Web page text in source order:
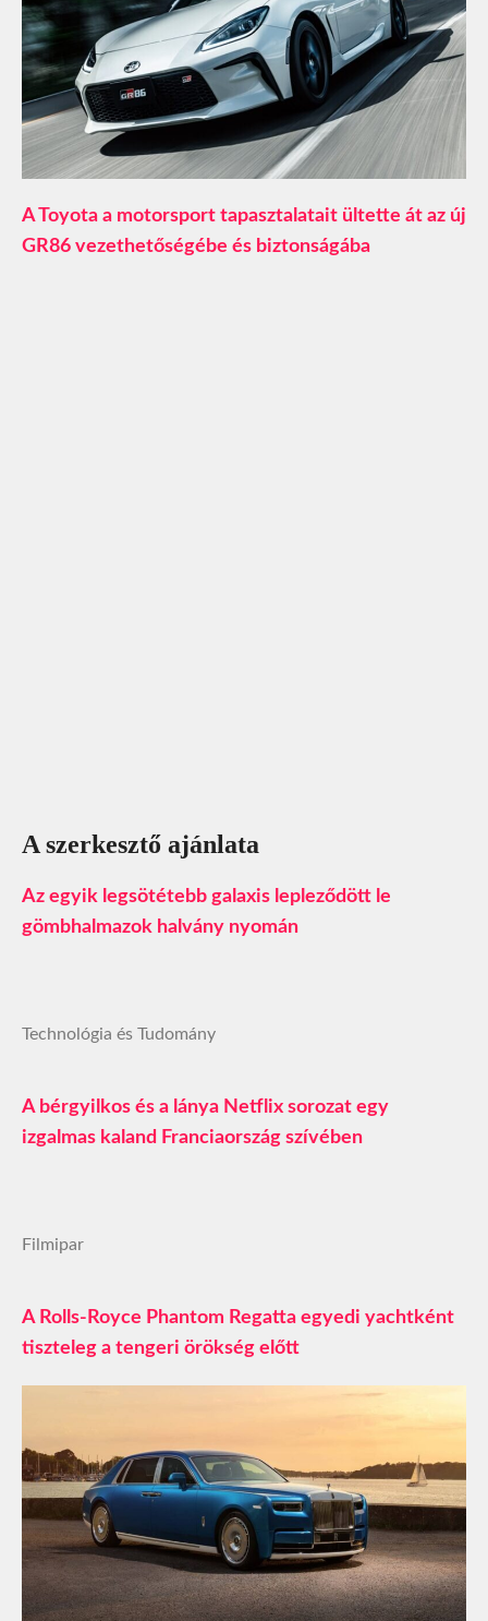
A Toyota a motorsport tapasztalatait ültette át az új
GR86 vezethetőségébe és biztonságába
A szerkesztő ajánlata
Az egyik legsötétebb galaxis lepleződött le
gömbhalmazok halvány nyomán
Technológia és Tudomány
A bérgyilkos és a lánya Netflix sorozat egy
izgalmas kaland Franciaország szívében
Filmipar
A Rolls-Royce Phantom Regatta egyedi yachtként
tiszteleg a tengeri örökség előtt